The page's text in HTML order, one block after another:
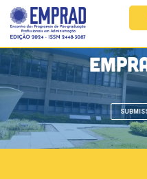
EMPR
3 e 24 N ovem